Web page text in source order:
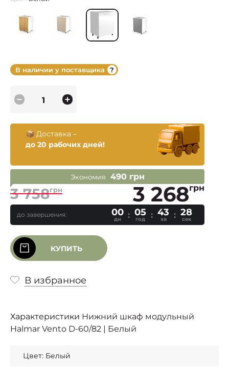
В наличии у поставщика
📦 Доставка –
до 20 рабочих дней!
Экономия 490 грн
3 758грн 3 268грн
до завершения: 00
дн
05
год
43
хв
27
сек
КУПИТЬ
В избранное
Характеристики Нижний шкаф модульный
Halmar Vento D-60/82 | Белый
Цвет: Белый